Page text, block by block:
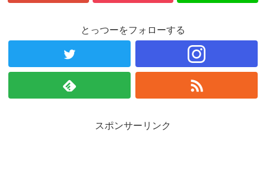
とっつーをフォローする
スポンサーリンク